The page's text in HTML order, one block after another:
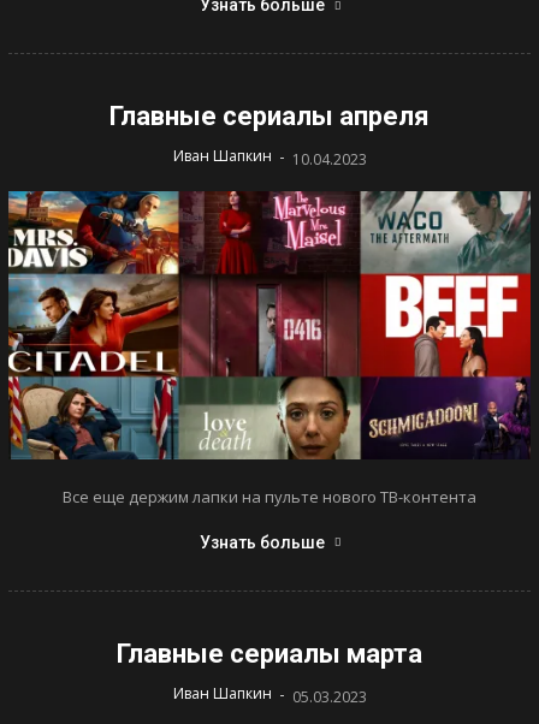
Узнать больше
Главные сериалы апреля
Иван Шапкин - 10.04.2023
Все еще держим лапки на пульте нового ТВ-контента
Узнать больше
Главные сериалы марта
Иван Шапкин - 05.03.2023